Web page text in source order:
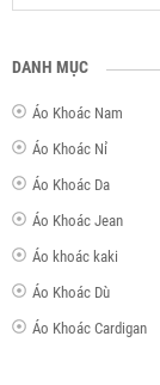
DANH MỤC
Áo Khoác Nam
Áo Khoác Nỉ
Áo Khoác Da
Áo Khoác Jean
Áo khoác kaki
Áo Khoác Dù
Áo Khoác Cardigan